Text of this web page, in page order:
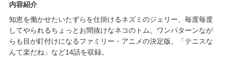
内容紹介
知恵を働かせたいたずらを仕掛けるネズミのジェリー、毎度毎度
してやられるちょっとお間抜けなネコのトム。ワンパターンなが
らも目が釘付けになるファミリー・アニメの決定版。「テニスな
んて楽だね」など14話を収録。